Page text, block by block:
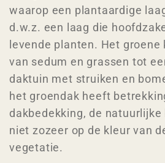
waarop een plantaardige
d.w.z. een laag die
levende planten. Het
van sedum en grassen tot
daktuin met struiken en
het groendak heeft
dakbedekking, de
niet zozeer op de kleur van
vegetatie.